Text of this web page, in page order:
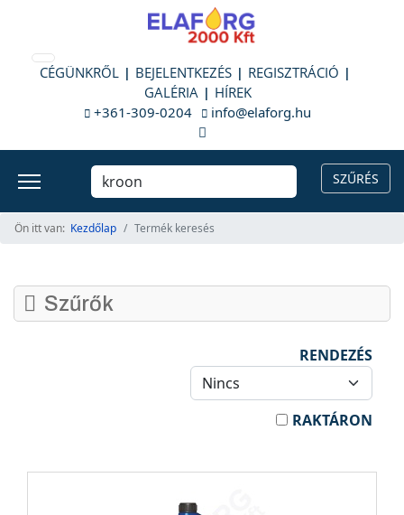
CÉGÜNKRŐL BEJELENTKEZÉS
REGISZTRÁCIÓ
GALÉRIA
HÍREK
+361-309-0204
info@elaforg.hu
Ön itt van: Kezdőlap Termék keresés
Szűrők
RENDEZÉS
RAKTÁRON